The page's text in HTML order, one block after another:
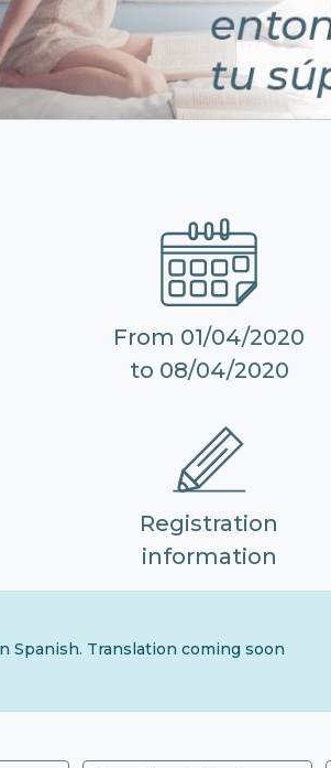
From 01/04/2020
to 08/04/2020
Registration
information
Spanish. Translation coming soon